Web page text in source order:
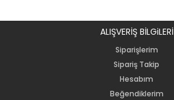
ALIŞVERİŞ BİLGiLERİ
Siparişlerim
Sipariş Takip
Hesabım
Beğendiklerim